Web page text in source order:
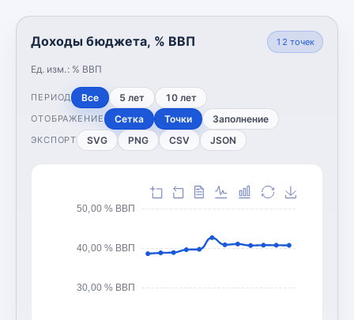
Доходы бюджета, % ВВП
Ед. изм.: % ВВП
12 точек
ПЕРИОД Все 5 лет 10 лет
ОТОБРАЖЕНИЕ Сетка Точки Заполнение
ЭКСПОРТ SVG PNG CSV JSON
30,00 % ВВП
40,00 % ВВП
50,00 % ВВП